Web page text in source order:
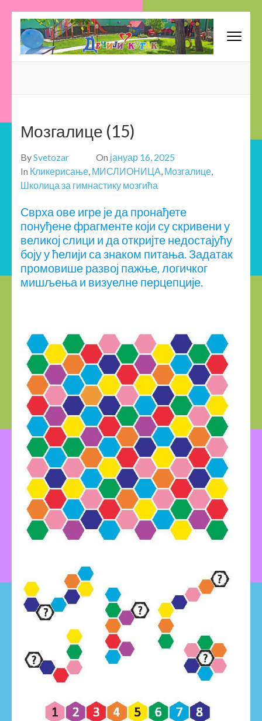
Skip
to
content
Предшколска установа
Мозгалице (15)
BySvetozar On јануар 16, 2025
In Кликерисање МИСЛИОНИЦА Мозгалице
Школица за гимнастику мозгића
Сврха ове игре је да пронађете
понуђене фрагменте који су скривени у
великој слици и да откријте недостајућу
боју у ћелији са знаком питања. Задатак
промовише развој пажње, логичког
мишљења и визуелне перцепције.